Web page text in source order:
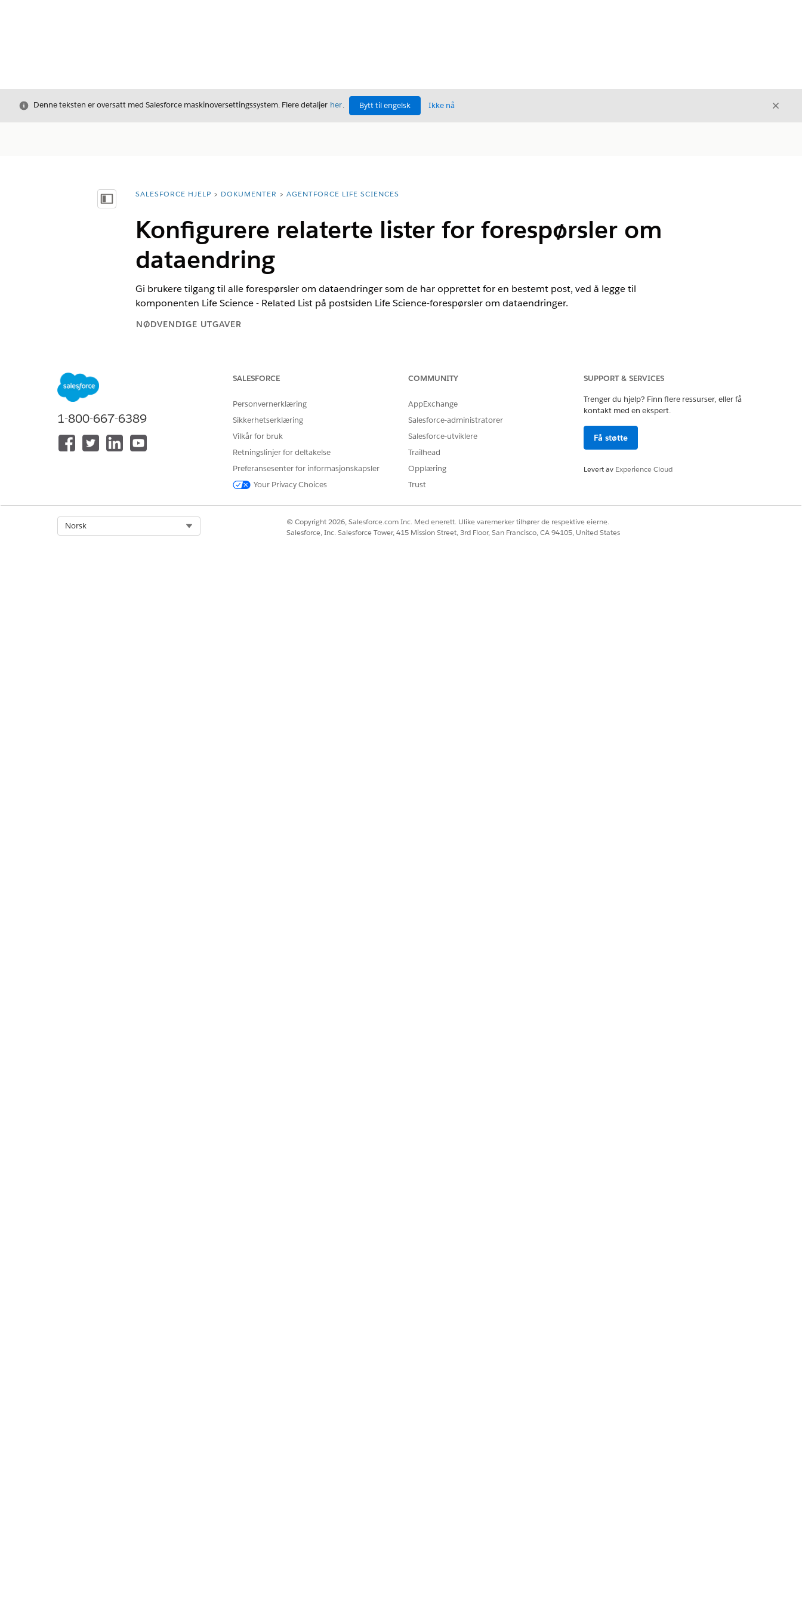
Avslutt
Denne teksten er oversatt med Salesforce maskinoversettingssystem. Flere detaljer her. Bytt til engelsk Ikke nå Avslutt
Vis innholdsfortegnelse
Du er her:
SALESFORCE HJELP DOKUMENTER AGENTFORCE LIFE SCIENCES
Konfigurere relaterte lister for forespørsler om
dataendring
Gi brukere tilgang til alle forespørsler om dataendringer som de har opprettet for en bestemt post, ved å legge til
komponenten Life Science - Related List på postsiden Life Science-forespørsler om dataendringer.
NØDVENDIGE UTGAVER
EnterpriseogUnlimited
Edition med Life Sciences Cloud-lisens, Life Sciences Cloud for Customer Engagement-tillegg og
For å konfigurere funksjoner og objekter for forespørsler om
dataendring:
Commercial Admin Life Sciences
ELLER
Nøkkelkontobehandling i Life Sciences
Søk etter og velgLightning-appbyggeri Hurtigsøk-feltet i Oppsett.
Redigere en postside.
Søk i komponentlisten for Relatert liste, og dra deretter komponentenRelatert liste – Livsvitenskaptil postsidens Relatert-fane.
1-800-667-6389
SALESFORCE
Personvernerklæring
Sikkerhetserklæring
Vilkår for bruk
Retningslinjer for deltakelse
Preferansesenter for informasjonskapsler
Your Privacy Choices
COMMUNITY
AppExchange
Salesforce-administratorer
Salesforce-utviklere
Trailhead
Opplæring
Trust
SUPPORT & SERVICES
Trenger du hjelp? Finn flere ressurser, eller få
kontakt med en ekspert.
Få støtte
Levert av Experience Cloud
Norsk
© Copyright 2026, Salesforce.com Inc. Med enerett. Ulike varemerker tilhører de respektive eierne.
Salesforce, Inc. Salesforce Tower, 415 Mission Street, 3rd Floor, San Francisco, CA 94105, United States